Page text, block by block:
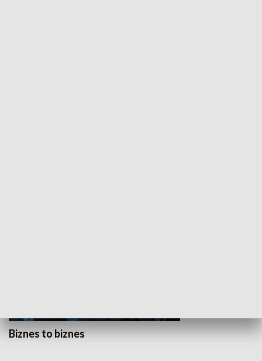
Biznes to biznes